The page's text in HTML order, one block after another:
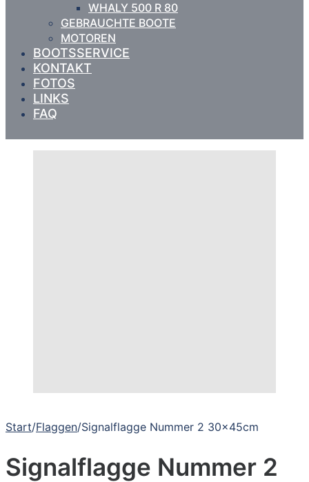
WHALY 500 R 80
GEBRAUCHTE BOOTE
MOTOREN
BOOTSSERVICE
KONTAKT
FOTOS
LINKS
FAQ
Start/Flaggen/Signalflagge Nummer 2 30x45cm
Signalflagge Nummer 2